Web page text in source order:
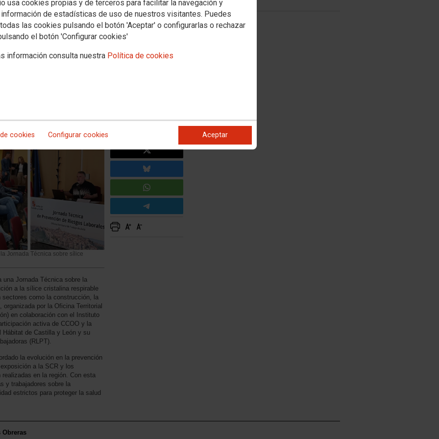
usa cookies propias y de terceros para facilitar la navegación y
de estadísticas de uso de nuestros visitantes. Puedes
las cookies pulsando el botón 'Aceptar' o configurarlas o rechazar
el botón 'Configurar cookies'
información consulta nuestra Política de cookies
cookies Configurar cookies Aceptar
Castilla y León asiste a la
sílice cristalina respirable
de Trabajo de Ávila, contó con la participación
para abordar la prevención de este agente
Jornada Técnica sobre sílice
una Jornada Técnica sobre la
a la sílice cristalina respirable
sectores como la construcción, la
por la Oficina Territorial
en colaboración con el Instituto
activa de CCOO y la
Hábitat de Castilla y León y su
(RLPT).
la evolución en la prevención
a la SCR y los
en la región. Con esta
y trabajadores sobre la
estrictos para proteger la salud
Obreras